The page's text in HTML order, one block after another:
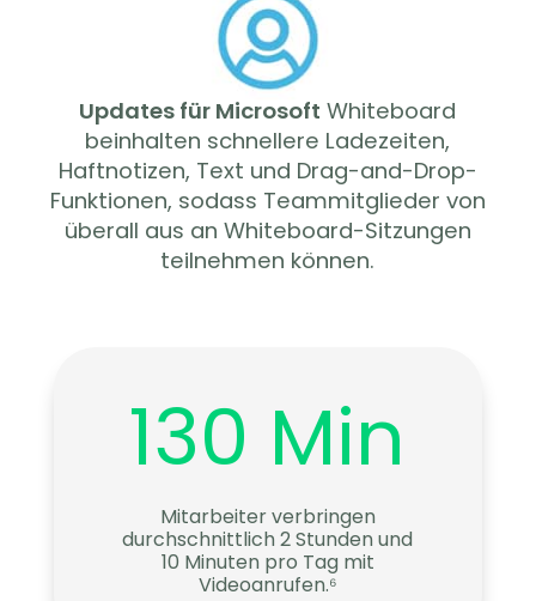
Updates für Microsoft Whiteboard
beinhalten schnellere Ladezeiten,
Haftnotizen, Text und Drag-and-Drop-
Funktionen, sodass Teammitglieder von
überall aus an Whiteboard-Sitzungen
teilnehmen können.
130 Min
Mitarbeiter verbringen
durchschnittlich 2 Stunden und
10 Minuten pro Tag mit
Videoanrufen.⁶